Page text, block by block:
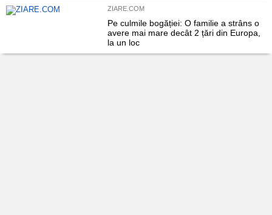
ZIARE.COM
Pe culmile bogăției: O familie a strâns o
avere mai mare decât 2 țări din Europa,
la un loc